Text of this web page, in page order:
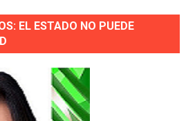
EL ESTADO NO PUEDE